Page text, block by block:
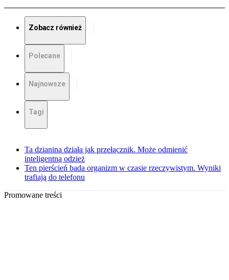
Zobacz również
Polecane
Najnowsze
Tagi
Ta dzianina działa jak przełącznik. Może odmienić
inteligentną odzież
Ten pierścień bada organizm w czasie rzeczywistym. Wyniki
trafiają do telefonu
Promowane treści